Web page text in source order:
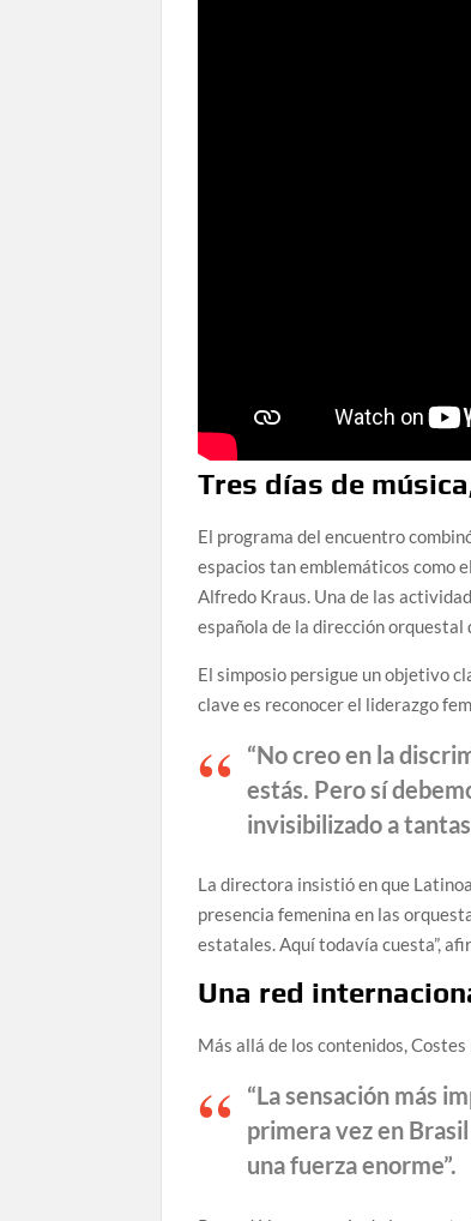
Tres días de
El programa del encuentro
espacios tan emblemáticos como
Alfredo Kraus. Una de las
española de la dirección orquestal
El simposio persigue un objetivo
clave es reconocer el liderazgo
“No creo en la
estás. Pero sí
invisibilizado a
La directora insistió en que
presencia femenina en las
estatales. Aquí todavía cuesta”,
Una red
Más allá de los contenidos,
“La sensación más
primera vez en
una fuerza enorme”.